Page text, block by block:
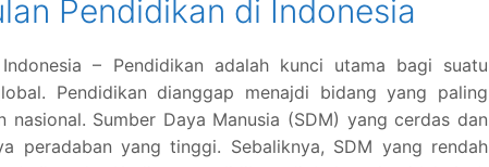
Pendidikan di Indonesia
– Pendidikan adalah kunci utama bagi suatu
Pendidikan dianggap menajdi bidang yang paling
Sumber Daya Manusia (SDM) yang cerdas dan
peradaban yang tinggi. Sebaliknya, SDM yang rendah